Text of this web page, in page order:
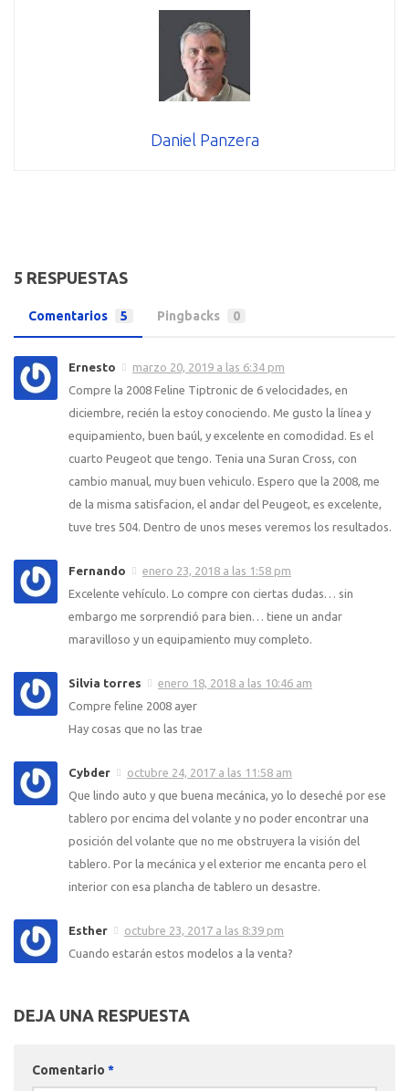
Daniel Panzera
5 RESPUESTAS
Comentarios 5 Pingbacks 0
Ernesto
marzo 20, 2019 a las 6:34 pm
Compre la 2008 Feline Tiptronic de 6 velocidades, en
diciembre, recién la estoy conociendo. Me gusto la línea y
equipamiento, buen baúl, y excelente en comodidad. Es el
cuarto Peugeot que tengo. Tenia una Suran Cross, con
cambio manual, muy buen vehiculo. Espero que la 2008, me
de la misma satisfacion, el andar del Peugeot, es excelente,
tuve tres 504. Dentro de unos meses veremos los resultados.
Fernando
enero 23, 2018 a las 1:58 pm
Excelente vehículo. Lo compre con ciertas dudas… sin
embargo me sorprendió para bien… tiene un andar
maravilloso y un equipamiento muy completo.
Silvia torres
enero 18, 2018 a las 10:46 am
Compre feline 2008 ayer
Hay cosas que no las trae
Cybder
octubre 24, 2017 a las 11:58 am
Que lindo auto y que buena mecánica, yo lo deseché por ese
tablero por encima del volante y no poder encontrar una
posición del volante que no me obstruyera la visión del
tablero. Por la mecánica y el exterior me encanta pero el
interior con esa plancha de tablero un desastre.
Esther
octubre 23, 2017 a las 8:39 pm
Cuando estarán estos modelos a la venta?
DEJA UNA RESPUESTA
Comentario *